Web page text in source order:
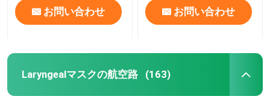
お問い合わせ お問い合わせ
Laryngealマスクの航空路 (163)